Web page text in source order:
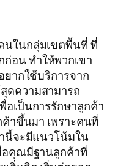
นในกลุ่มเขตพื้นที่ ที่
อน ทำให้พวกเขา
ยากใช้บริการจาก
ดความสามารถ
อเป็นการรักษาลูกค้า
ค้าขึ้นมา เพราะคนที่
นี้จะมีแนวโน้มใน
อคุณมีฐานลูกค้าที่